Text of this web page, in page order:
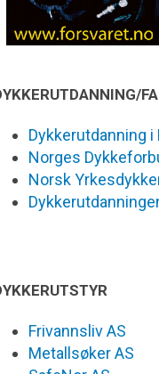
Dykkerutdanning i
Norges
Norsk
Frivannsliv AS
Metallsøker AS